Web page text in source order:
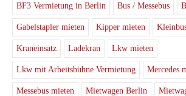
BF3 Vermietung in Berlin Bus / Messebus
Gabelstapler mieten Kipper mieten
Kraneinsatz Ladekran Lkw mieten
Lkw mit Arbeitsbühne Vermietung Mercedes
Messebus mieten Mietwagen Berlin